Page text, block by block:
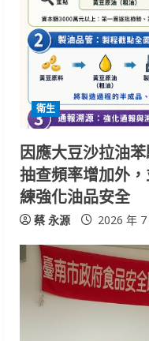
衛生
因應大豆沙拉油
抽查頻率增加外
練強化油品安全
蔡 永源 2026 年